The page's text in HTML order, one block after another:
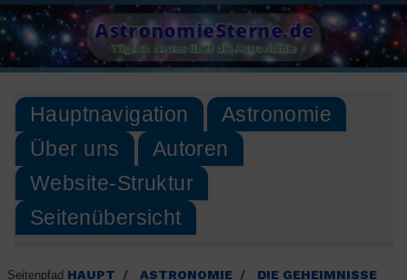
Skip
to
content
AstronomieSterne.de
Täglich Neues über die Astronomie
Hauptnavigation
Astronomie
Über uns
Autoren
Website-Struktur
Seitenübersicht
Seitenpfad HAUPT / ASTRONOMIE /
DIE GEHEIMNISSE